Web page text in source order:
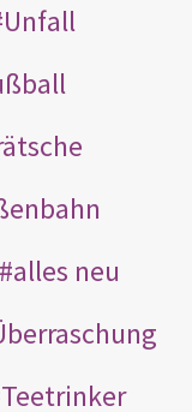
Unfall
alles neu
Teetrinker